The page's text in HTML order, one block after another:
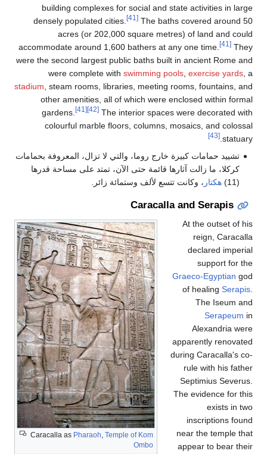
building complexes for social and state activities in large
densely populated cities.
[41] The baths covered around 50
acres (or 202,000 square metres) of land and could
accommodate around 1,600 bathers at any one time.
[41] They
were the second largest public baths built in ancient Rome and
were complete with swimming pools exercise yards , a
stadium , steam rooms, libraries, meeting rooms, fountains, and
other amenities, all of which were enclosed within formal
gardens.
[41] [42] The interior spaces were decorated with
colourful marble floors, columns, mosaics, and colossal
statuary.
[43]
تشييد حمامات كبيرة خارج روما، والتي لا تزال، المعروفة بحمامات
كركلا، ما زالت آثارها قائمة حتى الآن، تمتد على مساحة قدرها
(11)
هكتار ، وكانت تتسع لألف وستمائة زائر.
Caracalla and Serapis
Caracalla as Pharaoh, Temple of Kom
Ombo
At the outset of his
reign, Caracalla
declared imperial
support for the
Graeco-Egyptian god
of healing Serapis.
The Iseum and
Serapeum in
Alexandria were
apparently renovated
during Caracalla's co-
rule with his father
Septimius Severus.
The evidence for this
exists in two
inscriptions found
near the temple that
appear to bear their